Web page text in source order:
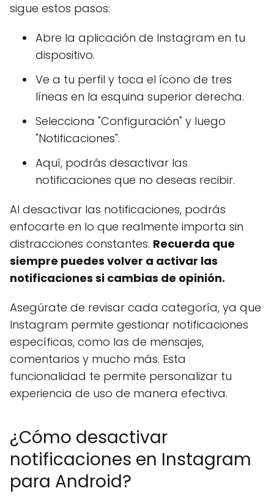
sigue estos pasos:
Abre la aplicación de Instagram en tu
dispositivo.
Ve a tu perfil y toca el ícono de tres
líneas en la esquina superior derecha.
Selecciona "Configuración" y luego
"Notificaciones".
Aquí, podrás desactivar las
notificaciones que no deseas recibir.
Al desactivar las notificaciones, podrás
enfocarte en lo que realmente importa sin
distracciones constantes. Recuerda que
siempre puedes volver a activar las
notificaciones si cambias de opinión.
Asegúrate de revisar cada categoría, ya que
Instagram permite gestionar notificaciones
específicas, como las de mensajes,
comentarios y mucho más. Esta
funcionalidad te permite personalizar tu
experiencia de uso de manera efectiva.
¿Cómo desactivar
notificaciones en Instagram
para Android?